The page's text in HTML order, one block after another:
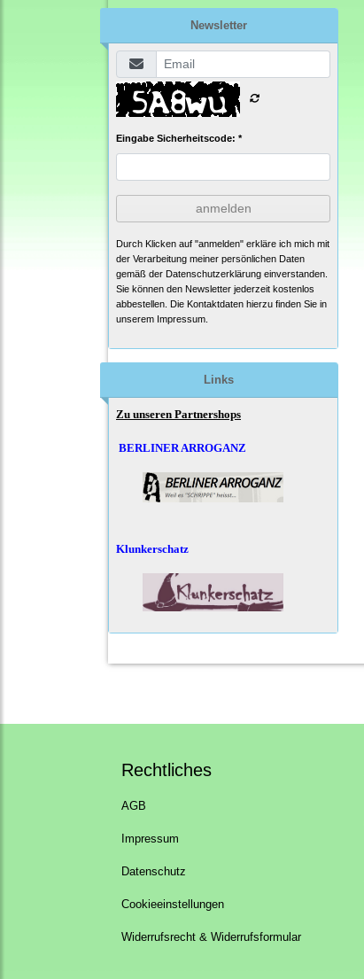
Newsletter
Eingabe Sicherheitscode: *
anmelden
Durch Klicken auf "anmelden" erkläre ich mich mit
der Verarbeitung meiner persönlichen Daten
gemäß der Datenschutzerklärung einverstanden.
Sie können den Newsletter jederzeit kostenlos
abbestellen. Die Kontaktdaten hierzu finden Sie in
unserem Impressum.
Links
Zu unseren Partnershops
BERLINER ARROGANZ
Klunkerschatz
Rechtliches
AGB
Impressum
Datenschutz
Cookieeinstellungen
Widerrufsrecht & Widerrufsformular